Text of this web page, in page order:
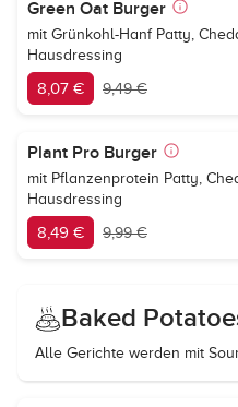
Green Oat Burger
mit Grünkohl-Hanf Patty,
Hausdressing
8,07 € 9,49 €
Plant Pro Burger
mit Pflanzenprotein Patty,
Hausdressing
8,49 € 9,99 €
Baked
Alle Gerichte werden mit